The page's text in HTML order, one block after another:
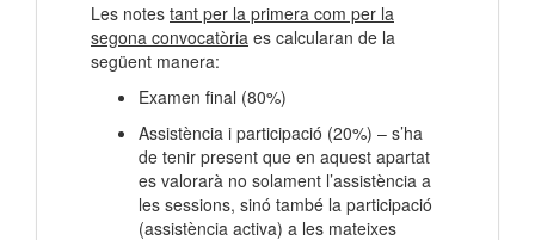
Les notes tant per la primera com per la
segona convocatòria es calcularan de la
següent manera:
Examen final (80%)
Assistència i participació (20%) – s’ha
de tenir present que en aquest apartat
es valorarà no solament l’assistència a
les sessions, sinó també la participació
(assistència activa) a les mateixes